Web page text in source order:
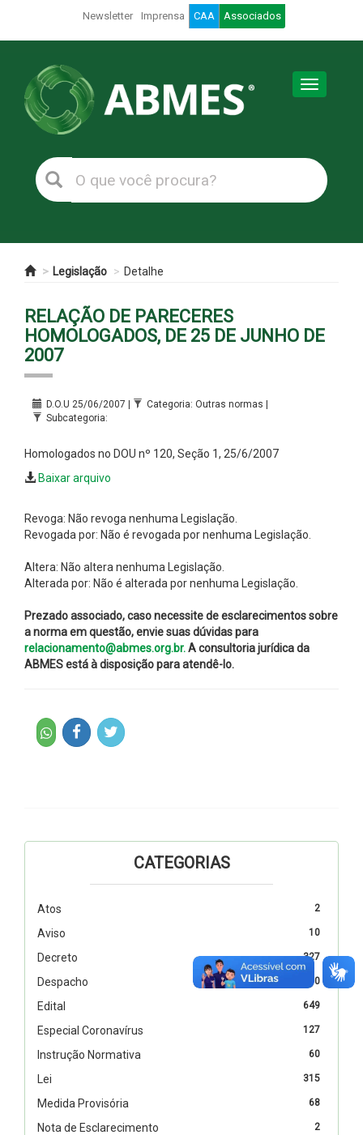
Newsletter Imprensa CAA Associados
Toggle
Legislação Detalhe
RELAÇÃO DE PARECERES
HOMOLOGADOS, DE 25 DE JUNHO DE
2007
D.O.U 25/06/2007 |
Categoria: Outras normas |
Subcategoria:
Homologados no DOU nº 120, Seção 1, 25/6/2007
Baixar arquivo
Revoga: Não revoga nenhuma Legislação.
Revogada por: Não é revogada por nenhuma Legislação.
Altera: Não altera nenhuma Legislação.
Alterada por: Não é alterada por nenhuma Legislação.
Prezado associado, caso necessite de esclarecimentos sobre
a norma em questão, envie suas dúvidas para
relacionamento@abmes.org.br.A consultoria jurídica da
ABMES está à disposição para atendê-lo.
CATEGORIAS
2
Atos
10
Aviso
327
Decreto
110
Despacho
649
Edital
127
Especial Coronavírus
60
Instrução Normativa
315
Lei
68
Medida Provisória
2
Nota de Esclarecimento